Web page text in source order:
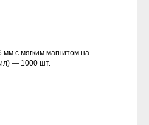
мм с мягким магнитом на
— 1000 шт.